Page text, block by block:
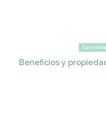
Beneficios y